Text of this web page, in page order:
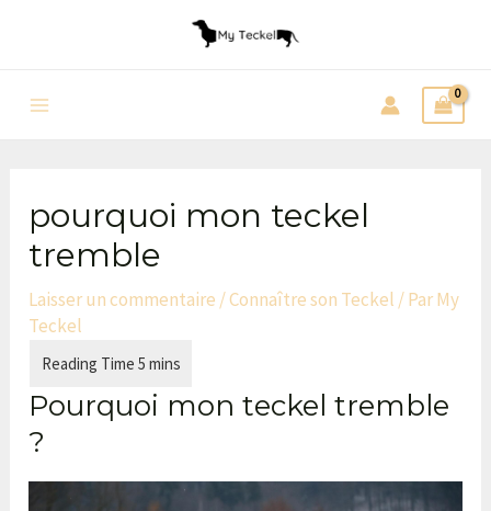
Main
pourquoi mon teckel
tremble
Laisser un commentaire /Connaître son Teckel / ParMy
Teckel
Pourquoi mon teckel tremble
?